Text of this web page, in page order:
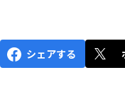
シェアする